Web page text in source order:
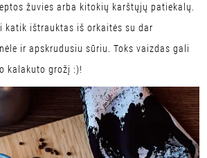
žuvies arba kitokių karštųjų patiekalų.
ištrauktas iš orkaitės su dar
ir apskrudusiu sūriu. Toks vaizdas gali
kalakuto grožį :)!